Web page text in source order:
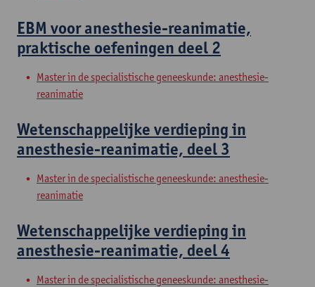
EBM voor anesthesie-reanimatie,
praktische oefeningen deel 2
Master in de specialistische geneeskunde: anesthesie-
reanimatie
Wetenschappelijke verdieping in
anesthesie-reanimatie, deel 3
Master in de specialistische geneeskunde: anesthesie-
reanimatie
Wetenschappelijke verdieping in
anesthesie-reanimatie, deel 4
Master in de specialistische geneeskunde: anesthesie-